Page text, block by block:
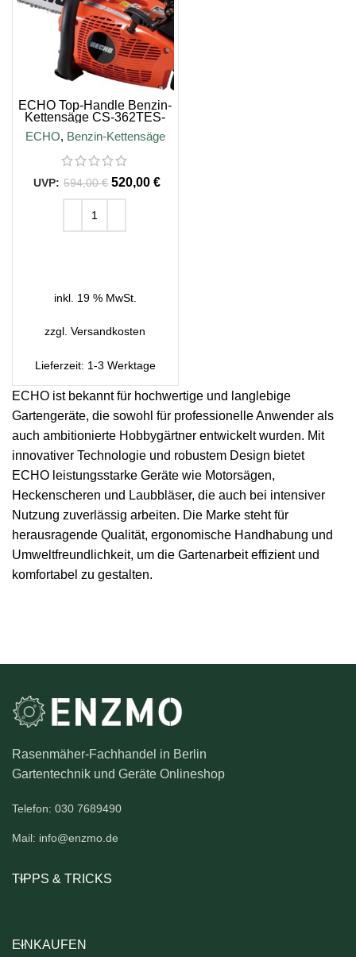
ECHO Top-Handle Benzin-
Kettensäge CS-362TES-
35, 3/8″, 35cm
Schienenlänge
ECHO, Benzin-Kettensäge
594,00€ 520,00€
inkl. 19 % MwSt.
zzgl.Versandkosten
Lieferzeit: 1-3 Werktage
ECHO ist bekannt für hochwertige und langlebige
Gartengeräte, die sowohl für professionelle Anwender als
auch ambitionierte Hobbygärtner entwickelt wurden. Mit
innovativer Technologie und robustem Design bietet
ECHO leistungsstarke Geräte wie Motorsägen,
Heckenscheren und Laubbläser, die auch bei intensiver
Nutzung zuverlässig arbeiten. Die Marke steht für
herausragende Qualität, ergonomische Handhabung und
Umweltfreundlichkeit, um die Gartenarbeit effizient und
komfortabel zu gestalten.
Rasenmäher-Fachhandel in Berlin
Gartentechnik und Geräte Onlineshop
Telefon: 030 7689490
Mail: info@enzmo.de
TIPPS & TRICKS
EINKAUFEN